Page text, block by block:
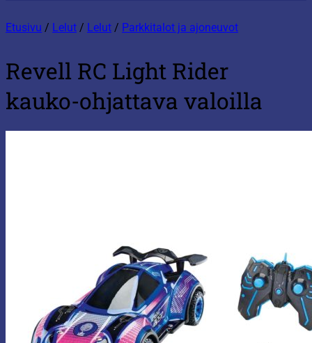
Etusivu / Lelut / Lelut / Parkkitalot ja ajoneuvot
Revell RC Light Rider
kauko-ohjattava valoilla